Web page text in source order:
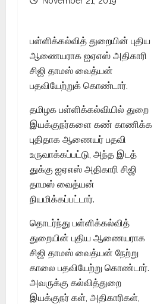
பள்ளிக்கல்வித் துறையின் புதிய
ஆணையராக ஐஏஎஸ் அதிகாரி
சிஜி தாமஸ் வைத்யன்
பதவியேற்றுக் கொண்டார்.
தமிழக பள்ளிக்கல்வியில் துறை
இயக்குநர்களை கண் காணிக்க
புதிதாக ஆணையர் பதவி
உருவாக்கப்பட்டு, அந்த இடத்
துக்கு ஐஏஎஸ் அதிகாரி சிஜி
தாமஸ் வைத்யன்
நியமிக்கப்பட்டார்.
தொடர்ந்து பள்ளிக்கல்வித்
துறையின் புதிய ஆணையராக
சிஜி தாமஸ் வைத்யன் நேற்று
காலை பதவியேற்று கொண்டார்.
அவருக்கு கல்வித்துறை
இயக்குநர் கள், அதிகாரிகள்,